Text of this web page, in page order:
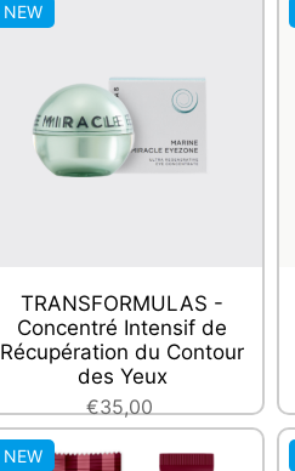
NEW
TRANSFORMULAS -
Concentré Intensif de
Récupération du Contour
des Yeux
€35,00
NEW